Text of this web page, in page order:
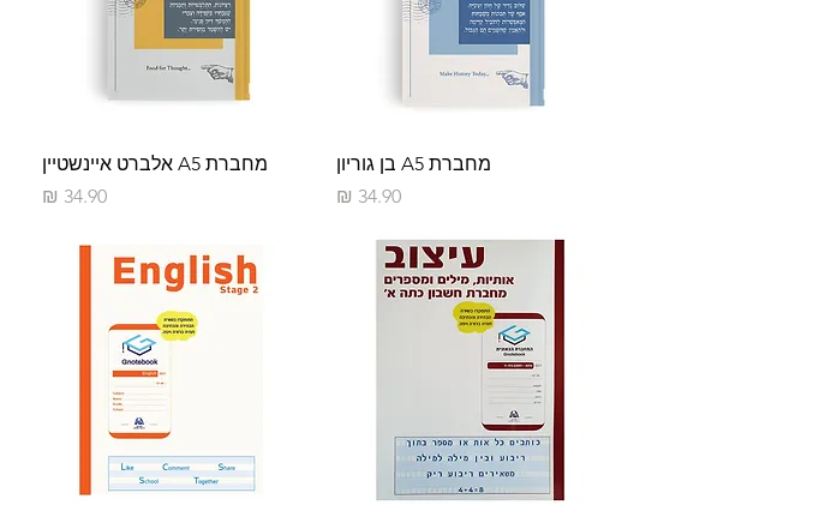
תצוגה מהירה
מחברת A5 בן גוריון
מחיר‏34.90 ‏₪
תצוגה מהירהמחברת A5 אלברט איינשטיין
מחיר